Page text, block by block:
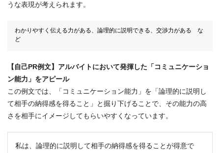
うな表現が考えられます。
わかりやすく伝える力がある、論理的に説明できる、交渉力がある な
ど
【自己PR例文】アルバイトにおいて発揮した「コミュニケーショ
ン能力」をアピール
この例文では、「コミュニケーション能力」を「論理的に説明し
て相手の納得感を得ること」と掘り下げることで、その能力の高
さを相手にイメージしてもらいやすくなっています。
私は、論理的に説明して相手の納得感を得ることが得意で